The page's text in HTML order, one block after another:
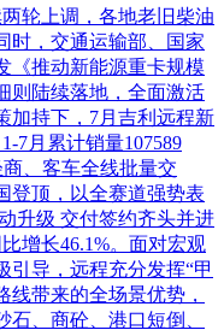
轮上调，各地老旧柴油
时，交通运输部、国家
《推动新能源重卡规模
则陆续落地，全面激活
加持下，7月吉利远程新
7月累计销量107589
、客车全线批量交
登顶，以全赛道强势表
升级 交付签约齐头并进
增长46.1%。面对宏观
引导，远程充分发挥“甲
线带来的全场景优势，
、商砼、港口短倒、